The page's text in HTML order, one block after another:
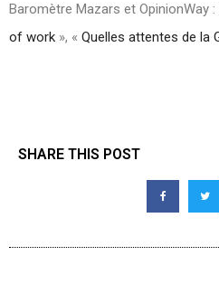
Baromètre Mazars et OpinionWay :
of work », « Quelles attentes de la
SHARE THIS POST